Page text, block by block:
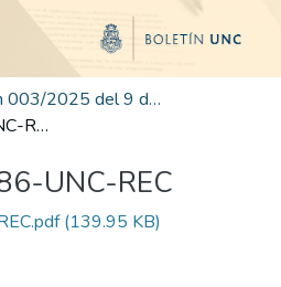
Edición 003/2025 del 9 de junio de 2025
RHCS-2025-686-UNC-REC
UNC-REC
(139.95 KB)